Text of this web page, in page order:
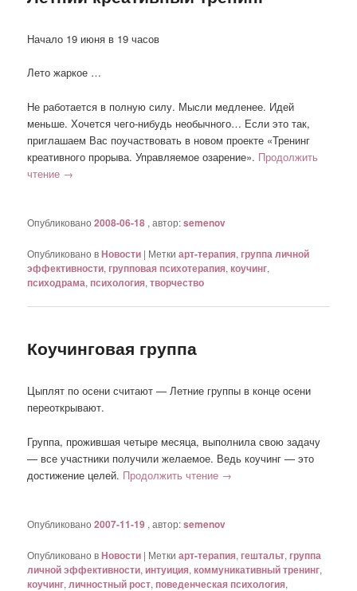
Начало 19 июня в 19 часов
Лето жаркое …
Не работается в полную силу. Мысли медленее. Идей
меньше. Хочется чего-нибудь необычного… Если это так,
приглашаем Вас поучаствовать в новом проекте «Тренинг
креативного прорыва. Управляемое озарение». Продолжить
чтение →
Опубликовано2008-06-18 , автор:semenov
Опубликовано вНовости | Метки арт-терапия, группа личной
эффективности, групповая психотерапия,коучинг,
психодрама, психология,творчество
Коучинговая группа
Цыплят по осени считают — Летние группы в конце осени
переоткрывают.
Группа, прожившая четыре месяца, выполнила свою задачу
— все участники получили желаемое. Ведь коучинг — это
достижение целей. Продолжить чтение →
Опубликовано2007-11-19 , автор:semenov
Опубликовано вНовости | Метки арт-терапия, гештальт, группа
личной эффективности,интуиция,коммуникативный тренинг,
коучинг,личностный рост, поведенческая психология,